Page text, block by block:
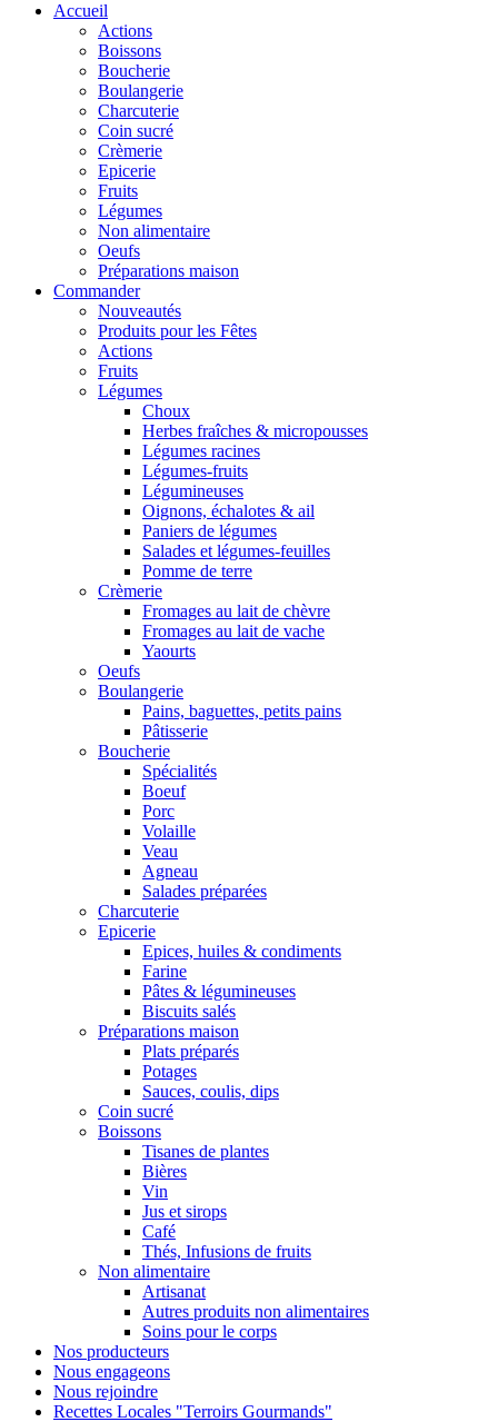
Accueil
Actions
Boissons
Boucherie
Boulangerie
Charcuterie
Coin sucré
Crèmerie
Epicerie
Fruits
Légumes
Non alimentaire
Oeufs
Préparations maison
Commander
Nouveautés
Produits pour les Fêtes
Actions
Fruits
Légumes
Choux
Herbes fraîches & micropousses
Légumes racines
Légumes-fruits
Légumineuses
Oignons, échalotes & ail
Paniers de légumes
Salades et légumes-feuilles
Pomme de terre
Crèmerie
Fromages au lait de chèvre
Fromages au lait de vache
Yaourts
Oeufs
Boulangerie
Pains, baguettes, petits pains
Pâtisserie
Boucherie
Spécialités
Boeuf
Porc
Volaille
Veau
Agneau
Salades préparées
Charcuterie
Epicerie
Epices, huiles & condiments
Farine
Pâtes & légumineuses
Biscuits salés
Préparations maison
Plats préparés
Potages
Sauces, coulis, dips
Coin sucré
Boissons
Tisanes de plantes
Bières
Vin
Jus et sirops
Café
Thés, Infusions de fruits
Non alimentaire
Artisanat
Autres produits non alimentaires
Soins pour le corps
Nos producteurs
Nous engageons
Nous rejoindre
Recettes Locales "Terroirs Gourmands"